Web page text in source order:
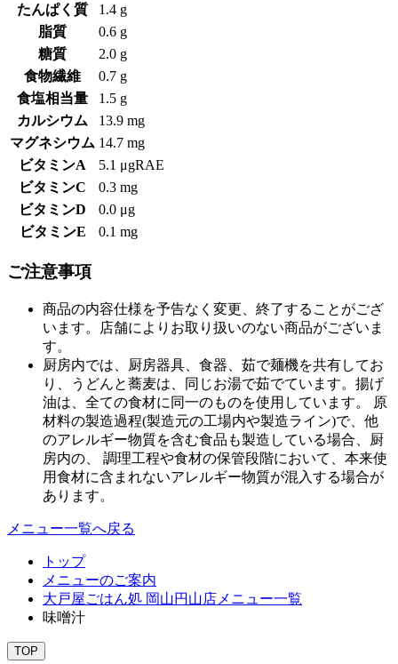
たんぱく質
1.4 g
脂質
0.6 g
糖質
2.0 g
食物繊維
0.7 g
食塩相当量
1.5 g
カルシウム
13.9 mg
マグネシウム 14.7 mg
ビタミンA
5.1 μgRAE
ビタミンC
0.3 mg
ビタミンD
0.0 μg
ビタミンE
0.1 mg
ご注意事項
商品の内容仕様を予告なく変更、終了することがござ
います。店舗によりお取り扱いのない商品がございま
す。
厨房内では、厨房器具、食器、茹で麺機を共有してお
り、うどんと蕎麦は、同じお湯で茹でています。揚げ
油は、全ての食材に同一のものを使用しています。 原
材料の製造過程(製造元の工場内や製造ライン)で、他
のアレルギー物質を含む食品も製造している場合、厨
房内の、 調理工程や食材の保管段階において、本来使
用食材に含まれないアレルギー物質が混入する場合が
あります。
メニュー一覧へ戻る
トップ
メニューのご案内
大戸屋ごはん処 岡山円山店メニュー一覧
味噌汁
TOP